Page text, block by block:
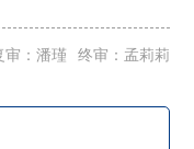
审：潘瑾 终审：孟莉莉